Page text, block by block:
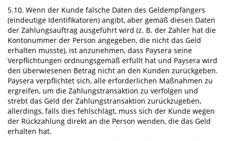
5.10. Wenn der Kunde falsche Daten des Geldempfängers
(eindeutige Identifikatoren) angibt, aber gemäß diesen Daten
der Zahlungsauftrag ausgeführt wird (z. B. der Zahler hat die
Kontonummer der Person angegeben, die nicht das Geld
erhalten musste), ist anzunehmen, dass Paysera seine
Verpflichtungen ordnungsgemäß erfüllt hat und Paysera wird
den überwiesenen Betrag nicht an den Kunden zurückgeben.
Paysera verpflichtet sich, alle erforderlichen Maßnahmen zu
ergreifen, um die Zahlungstransaktion zu verfolgen und
strebt das Geld der Zahlungstransaktion zurückzugeben,
allerdings, falls dies fehlschlägt, muss sich der Kunde wegen
der Rückzahlung direkt an die Person wenden, die das Geld
erhalten hat.